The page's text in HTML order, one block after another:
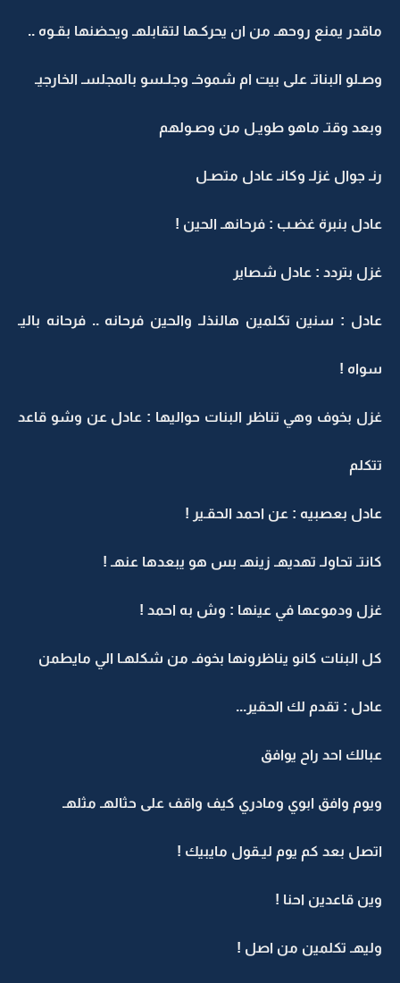
ماقدر يمنع روحهـ من ان يحركـها لتقابلهـ ويحضنها بقـوه ..
وصـلو البناتـ على بيت ام شموخـ وجلـسو بالمجلسـ الخارجيـ
وبعد وقتـ ماهو طويـل من وصـولهم
رنـ جوال غزلـ وكانـ عادل متصـل
عادل بنبرة غضـب : فرحانهـ الحين !
غزل بتردد : عادل شصاير
عادل : سنين تكلمين هالنذلـ والحين فرحانه .. فرحانه باليـ
سواه !
غزل بخوف وهي تناظر البنات حواليها : عادل عن وشو قاعد
تتكلم
عادل بعصبيه : عن احمد الحقـير !
كانتـ تحاولـ تهديهـ زينهـ بس هو يبعدها عنهـ !
غزل ودموعها في عينها : وش به احمد !
كل البنات كانو يناظرونها بخوفـ من شكلهـا الي مايطمن
عادل : تقدم لك الحقير...
عبالك احد راح يوافق
ويوم وافق ابوي ومادري كيف واقف على حثالهـ مثلهـ
اتصل بعد كم يوم ليـقول مايبيك !
وين قاعدين احنا !
وليهـ تكلمين من اصل !